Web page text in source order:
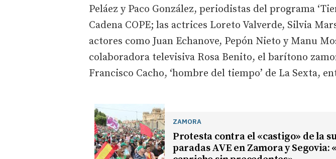
Peláez y Paco González, periodistas del programa
Cadena COPE; las actrices Loreto Valverde, Silvia
actores como Juan Echanove, Pepón Nieto y Manu
colaboradora televisiva Rosa Benito, el barítono
Francisco Cacho, ‘hombre del tiempo’ de La Sexta,
ZAMORA
Protesta contra el «castigo» de la
paradas AVE en Zamora y Segovia: